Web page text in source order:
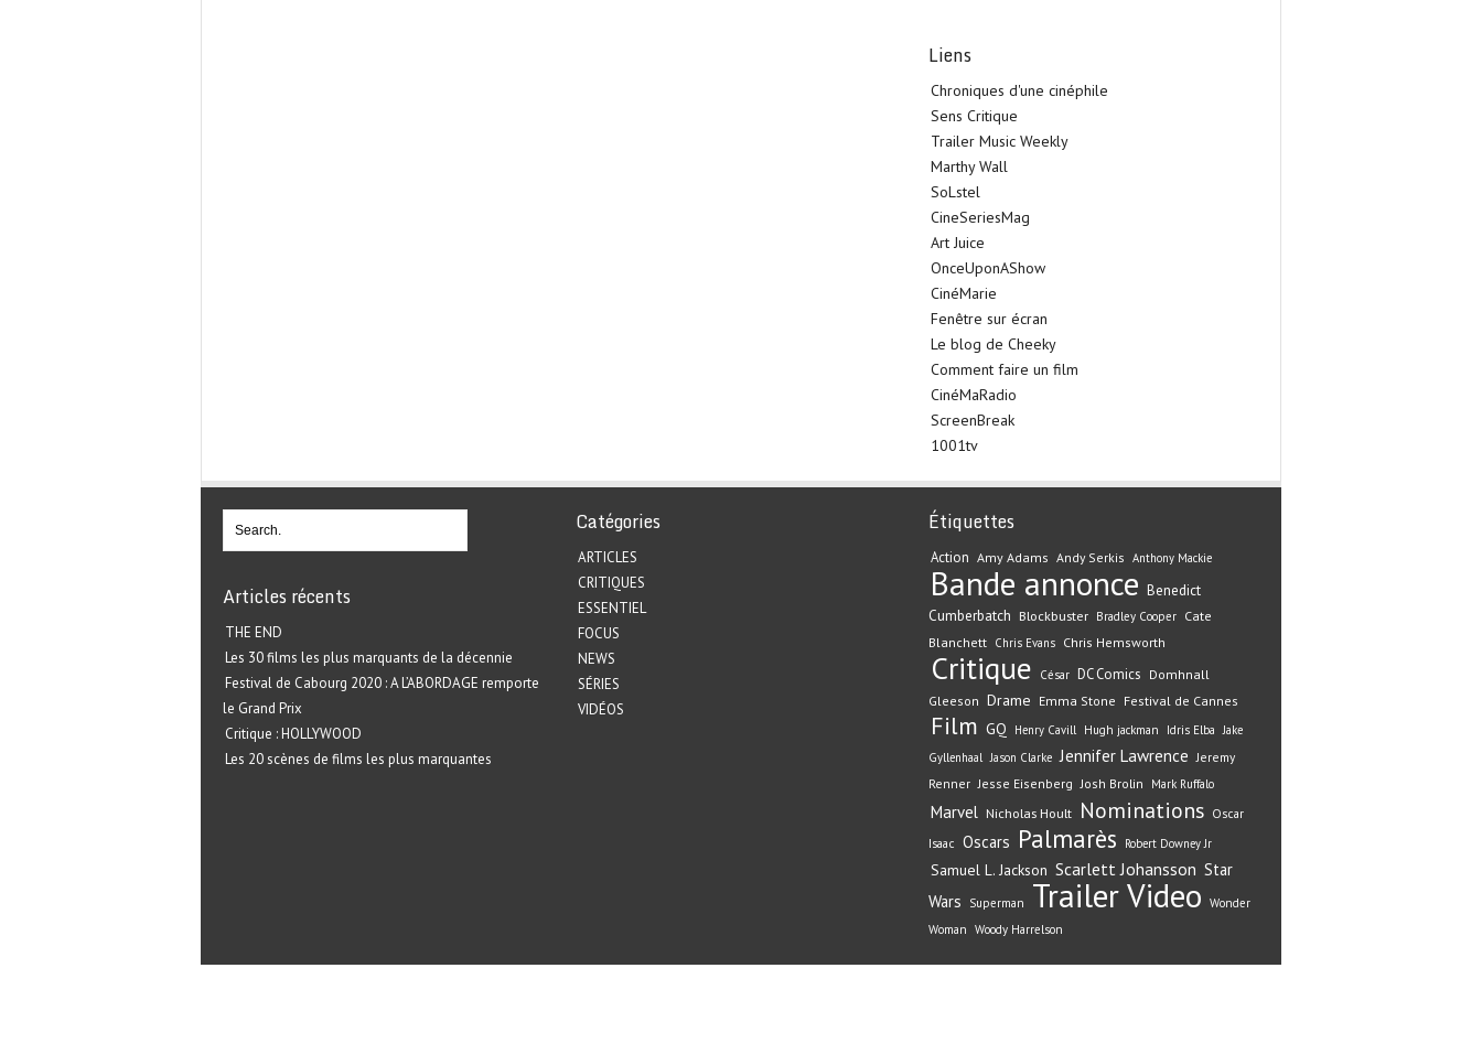
Liens
Chroniques d'une cinéphile
Sens Critique
Trailer Music Weekly
Marthy Wall
SoLstel
CineSeriesMag
Art Juice
OnceUponAShow
CinéMarie
Fenêtre sur écran
Le blog de Cheeky
Comment faire un film
CinéMaRadio
ScreenBreak
1001tv
Articles récents
THE END
Les 30 films les plus marquants de la décennie
Festival de Cabourg 2020 : A L’ABORDAGE remporte
le Grand Prix
Critique : HOLLYWOOD
Les 20 scènes de films les plus marquantes
Catégories
ARTICLES
CRITIQUES
ESSENTIEL
FOCUS
NEWS
SÉRIES
VIDÉOS
Étiquettes
Action Amy Adams Andy Serkis Anthony Mackie
Bande annonce Benedict
Cumberbatch Blockbuster Bradley Cooper Cate
Blanchett Chris Evans Chris Hemsworth
Critique César DC Comics Domhnall
Gleeson Drame Emma Stone Festival de Cannes
Film GQ Henry Cavill Hugh jackman Idris Elba Jake
Gyllenhaal Jason Clarke Jennifer Lawrence Jeremy
Renner Jesse Eisenberg Josh Brolin Mark Ruffalo
Marvel Nicholas Hoult Nominations Oscar
Isaac Oscars Palmarès Robert Downey Jr
Samuel L. Jackson Scarlett Johansson Star
Wars
Superman TrailerVideo Wonder
Woman Woody Harrelson